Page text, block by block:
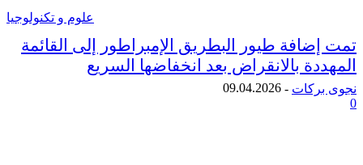
علوم و تكنولوجيا
طيور البطريق الإمبراطور إلى القائمة
بالانقراض بعد انخفاضها السريع
-
09.04.2026